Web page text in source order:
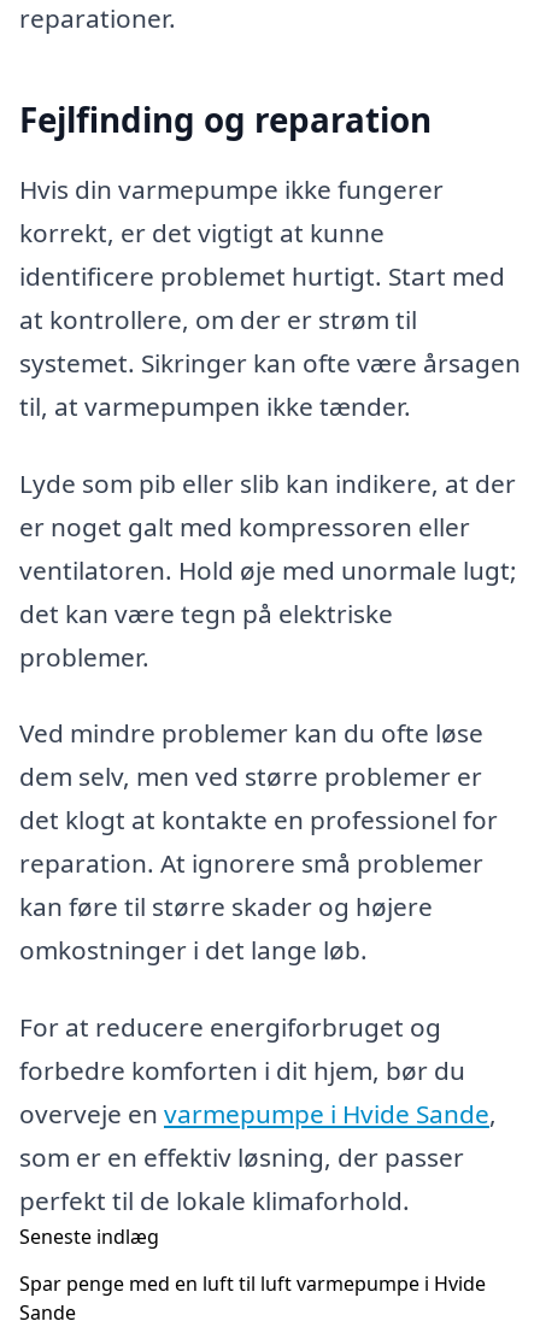
reparationer.
Fejlfinding og reparation
Hvis din varmepumpe ikke fungerer
korrekt, er det vigtigt at kunne
identificere problemet hurtigt. Start med
at kontrollere, om der er strøm til
systemet. Sikringer kan ofte være årsagen
til, at varmepumpen ikke tænder.
Lyde som pib eller slib kan indikere, at der
er noget galt med kompressoren eller
ventilatoren. Hold øje med unormale lugt;
det kan være tegn på elektriske
problemer.
Ved mindre problemer kan du ofte løse
dem selv, men ved større problemer er
det klogt at kontakte en professionel for
reparation. At ignorere små problemer
kan føre til større skader og højere
omkostninger i det lange løb.
For at reducere energiforbruget og
forbedre komforten i dit hjem, bør du
overveje en varmepumpe i Hvide Sande,
som er en effektiv løsning, der passer
perfekt til de lokale klimaforhold.
Seneste indlæg
Spar penge med en luft til luft varmepumpe i Hvide
Sande